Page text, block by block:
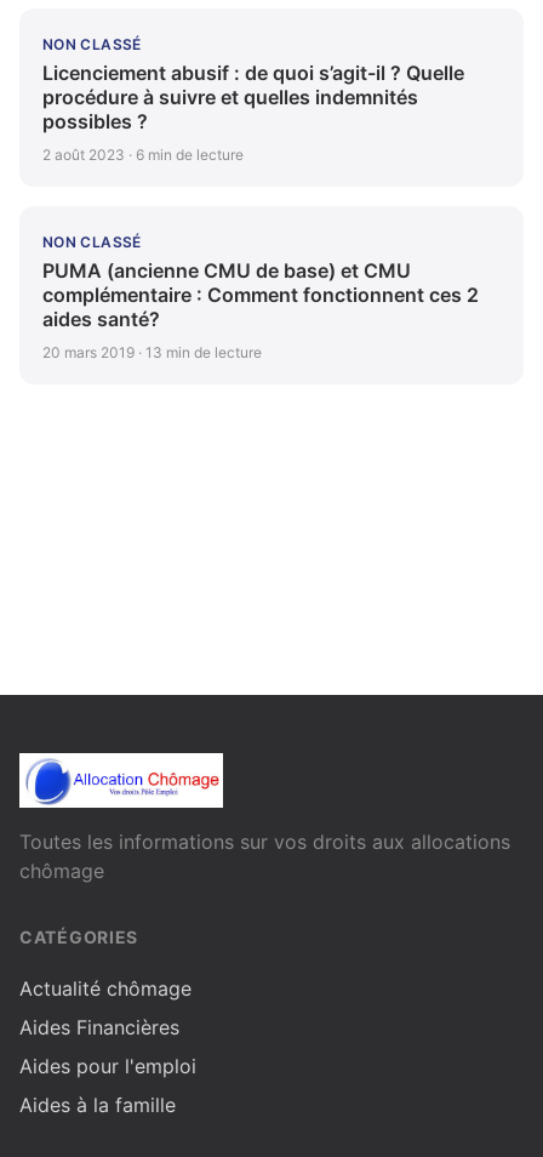
NON CLASSÉ
Licenciement abusif : de quoi s’agit-il ? Quelle
procédure à suivre et quelles indemnités
possibles ?
2 août 2023 · 6 min de lecture
NON CLASSÉ
PUMA (ancienne CMU de base) et CMU
complémentaire : Comment fonctionnent ces 2
aides santé?
20 mars 2019 · 13 min de lecture
Toutes les informations sur vos droits aux allocations
chômage
CATÉGORIES
Actualité chômage
Aides Financières
Aides pour l'emploi
Aides à la famille